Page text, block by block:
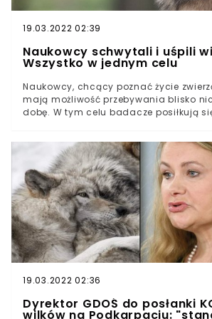
wilki.
19.03.2022 02:39
Naukowcy schwytali i uśpili
Wszystko w jednym celu
Naukowcy, chcący poznać życie
mają możliwość przebywania blisko
dobę. W tym celu badacze posiłkują
Świętokrzyskiej. Pracownicy fundacji
Conservation Fund założyli zwierzęciu
telemetryczną. Jak zapowiadają,
które rejestruje urządzenie, możliwe
śledzenie życia wilczej watahy. Wilk z
Świętokrzyskiej otrzymał
Conservation Fund zajmuje się
ochroną fauny i flory - podejmowane
pracowników działania mają
zrozumienia i poszanowania natury.
echodnia.eu, 24 maja 2021 roku
ważącego 34 kilogramy samca. Po
19.03.2022 02:36
Dyrektor GDOŚ do posłanki
wilków na Podkarpaciu: